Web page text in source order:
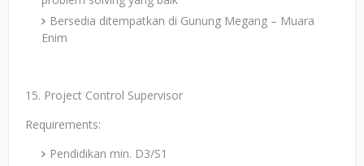
Bersedia ditempatkan di Gunung Megang – Muara
Enim
15. Project Control Supervisor
Requirements:
Pendidikan min. D3/S1